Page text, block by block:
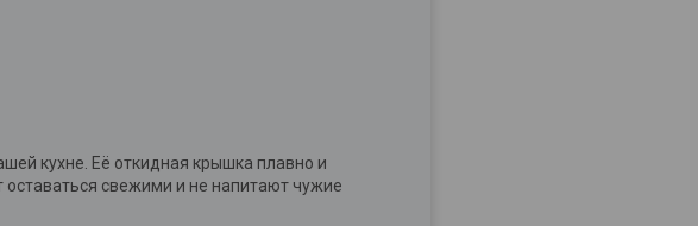
кухне. Её откидная крышка плавно и
оставаться свежими и не напитают чужие